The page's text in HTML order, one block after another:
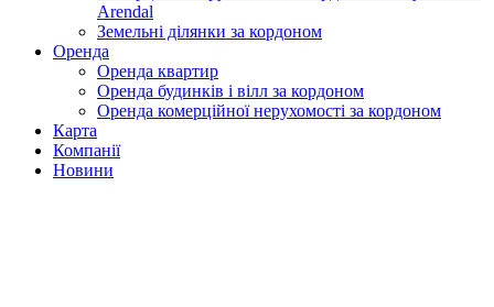
Arendal
Земельні ділянки за кордоном
Оренда
Оренда квартир
Оренда будинків і вілл за кордоном
Оренда комерційної нерухомості за кордоном
Карта
Компанії
Новини